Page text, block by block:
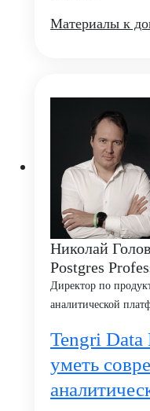
Материалы к
Николай Голов
Postgres
Директор по
аналитической
Tengri
уметь